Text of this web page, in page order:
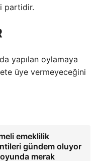
partidir.
yapılan oylamaya
üye vermeyeceğini
emeklilik
gündem oluyor
merak